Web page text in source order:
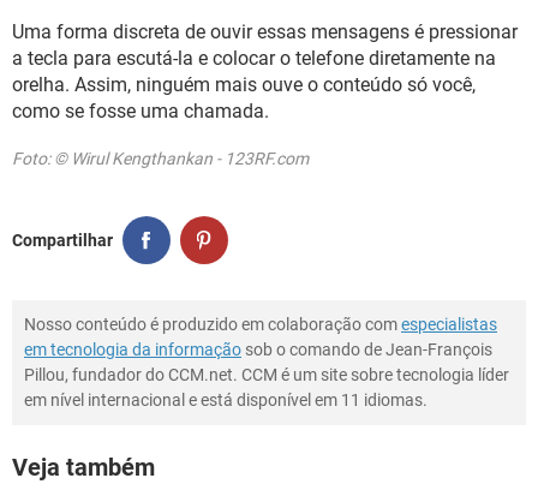
Uma forma discreta de ouvir essas mensagens é pressionar
a tecla para escutá-la e colocar o telefone diretamente na
orelha. Assim, ninguém mais ouve o conteúdo só você,
como se fosse uma chamada.
Foto: © Wirul Kengthankan - 123RF.com
Compartilhar
Nosso conteúdo é produzido em colaboração comespecialistas
em tecnologia da informação sob o comando de Jean-François
Pillou, fundador do CCM.net. CCM é um site sobre tecnologia líder
em nível internacional e está disponível em 11 idiomas.
Veja também